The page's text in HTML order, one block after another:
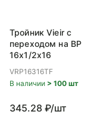
Тройник Vieir с
переходом на ВР
16x1/2x16
VRP16316TF
В наличии > 100 шт
345.28 ₽/шт